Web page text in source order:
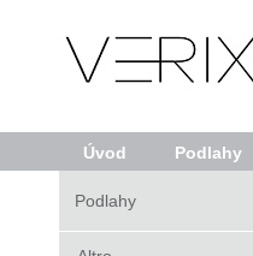
Podlahy
Úvod Podlahy